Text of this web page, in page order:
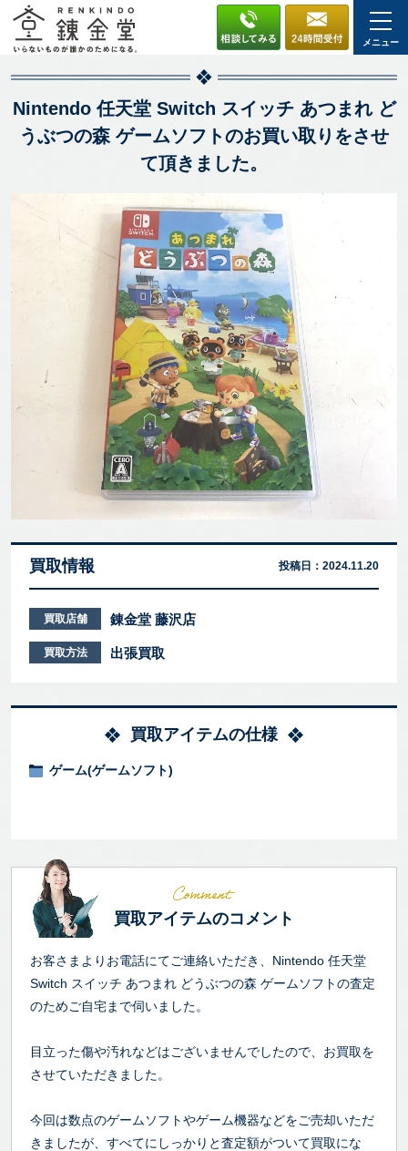
メニュー
Nintendo 任天堂 Switch スイッチ あつまれ ど
うぶつの森 ゲームソフトのお買い取りをさせ
て頂きました。
買取情報 投稿日： 2024.11.20
買取店舗 錬金堂 藤沢店
買取方法 出張買取
買取アイテムの仕様
ゲーム(ゲームソフト)
買取アイテムのコメント
お客さまよりお電話にてご連絡いただき、Nintendo 任天堂
Switch スイッチ あつまれ どうぶつの森 ゲームソフトの査定
のためご自宅まで伺いました。
目立った傷や汚れなどはございませんでしたので、お買取を
させていただきました。
今回は数点のゲームソフトやゲーム機器などをご売却いただ
きましたが、すべてにしっかりと査定額がついて買取にな